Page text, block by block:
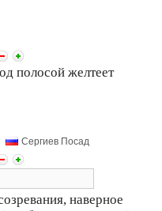
полосой желтеет
Сергиев Посад
наверное